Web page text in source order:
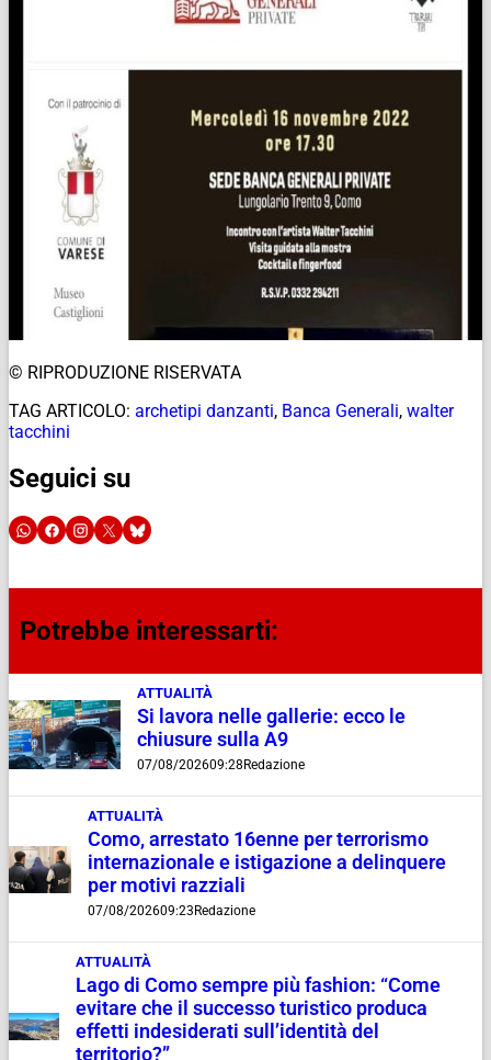
© RIPRODUZIONE RISERVATA
TAG ARTICOLO: archetipi danzanti, Banca Generali, walter
tacchini
Seguici su
Potrebbe interessarti:
ATTUALITÀ
Si lavora nelle gallerie: ecco le
chiusure sulla A9
07/08/202609:28 Redazione
ATTUALITÀ
Como, arrestato 16enne per terrorismo
internazionale e istigazione a delinquere
per motivi razziali
07/08/202609:23 Redazione
ATTUALITÀ
Lago di Como sempre più fashion: “Come
evitare che il successo turistico produca
effetti indesiderati sull’identità del
territorio?”